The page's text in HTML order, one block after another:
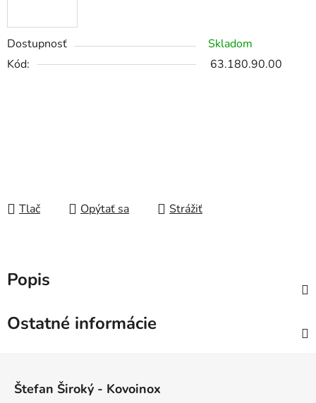
Dostupnosť
Skladom
Kód:
63.180.90.00
Tlač Opýtať sa Strážiť
Popis
Ostatné informácie
Štefan Široký - Kovoinox